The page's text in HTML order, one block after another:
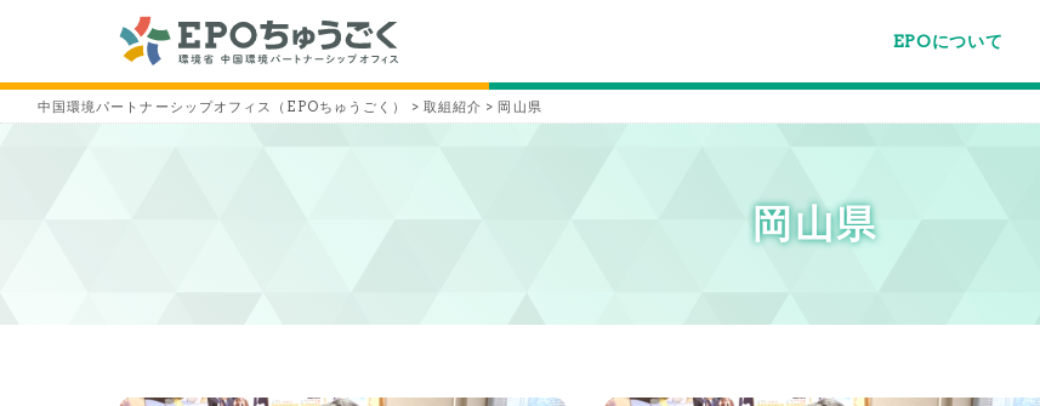
EPOについて
中国環境パートナーシップオフィス（EPOちゅうごく） > 取組紹介 > 岡山県
岡山県